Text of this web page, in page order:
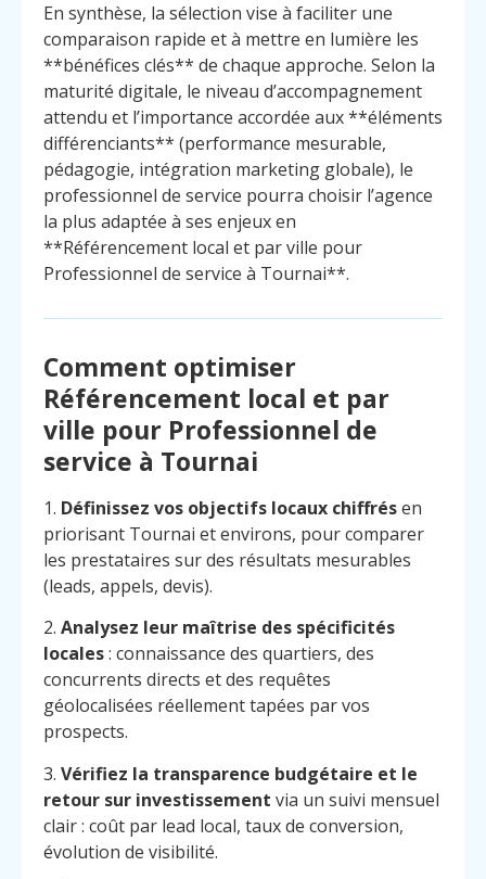
En synthèse, la sélection vise à faciliter une
comparaison rapide et à mettre en lumière les
**bénéfices clés** de chaque approche. Selon la
maturité digitale, le niveau d’accompagnement
attendu et l’importance accordée aux **éléments
différenciants** (performance mesurable,
pédagogie, intégration marketing globale), le
professionnel de service pourra choisir l’agence
la plus adaptée à ses enjeux en
**Référencement local et par ville pour
Professionnel de service à Tournai**.
Comment optimiser
Référencement local et par
ville pour Professionnel de
service à Tournai
1. Définissez vos objectifs locaux chiffrésen
priorisant Tournai et environs, pour comparer
les prestataires sur des résultats mesurables
(leads, appels, devis).
2. Analysez leur maîtrise des spécificités
locales: connaissance des quartiers, des
concurrents directs et des requêtes
géolocalisées réellement tapées par vos
prospects.
3. Vérifiez la transparence budgétaire et le
retour sur investissement via un suivi mensuel
clair : coût par lead local, taux de conversion,
évolution de visibilité.